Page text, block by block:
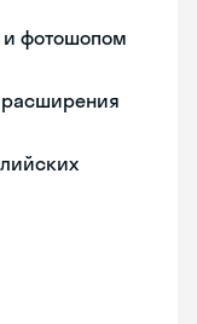
фотошопом
расширения